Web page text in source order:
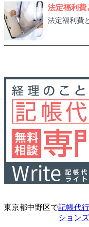
法定福利費
法定福利費
東京都中野区で記帳代
ションズ